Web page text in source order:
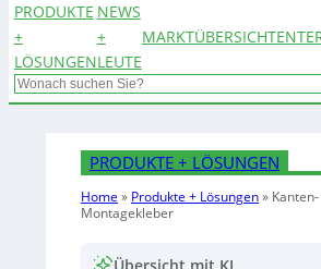
PRODUKTE
+
LÖSUNGEN
NEWS
+
LEUTE
MARKTÜBERSICHTEN
Search
PRODUKTE + LÖSUNGEN
Home » Produkte + Lösungen»
Montagekleber
Übersicht mit KI